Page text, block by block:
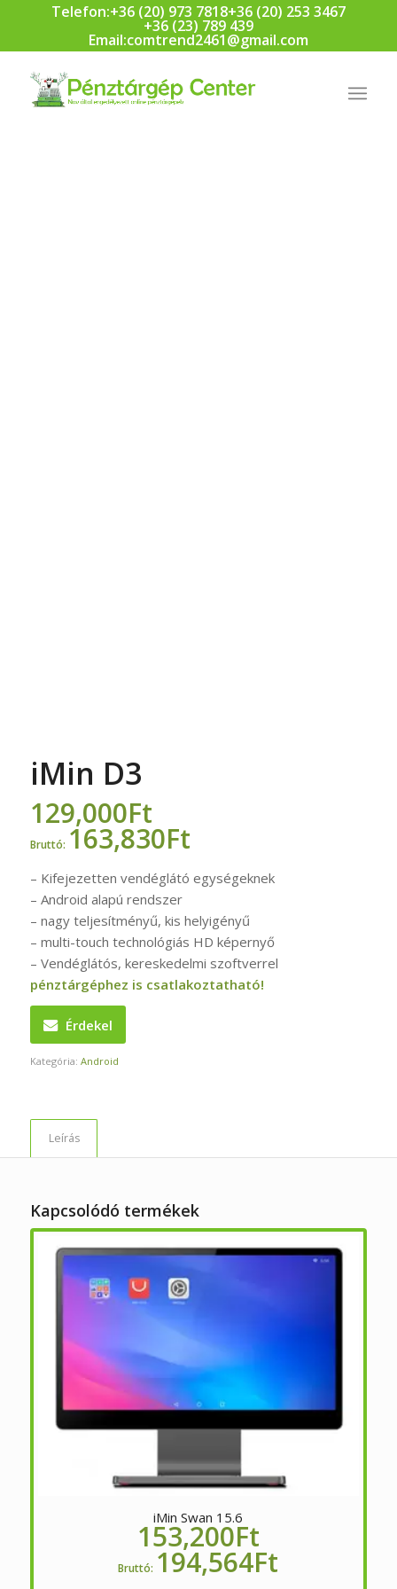
Telefon:+36 (20) 973 7818+36 (20) 253 3467
+36 (23) 789 439
Email:comtrend2461@gmail.com
iMin D3
129,000Ft
Bruttó: 163,830Ft
– Kifejezetten vendéglátó egységeknek
– Android alapú rendszer
– nagy teljesítményű, kis helyigényű
– multi-touch technológiás HD képernyő
– Vendéglátós, kereskedelmi szoftverrel
pénztárgéphez is csatlakoztatható!
Érdekel
Kategória: Android
Leírás
Kapcsolódó termékek
iMin Swan 15.6
153,200Ft
Bruttó: 194,564Ft